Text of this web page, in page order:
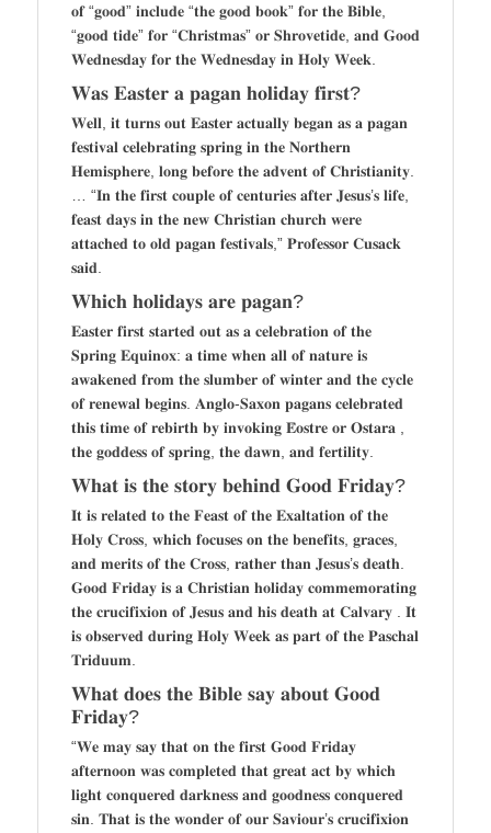
𝐨𝐟 “𝐠𝐨𝐨𝐝” 𝐢𝐧𝐜𝐥𝐮𝐝𝐞 “𝐭𝐡𝐞 𝐠𝐨𝐨𝐝 𝐛𝐨𝐨𝐤” 𝐟𝐨𝐫 𝐭𝐡𝐞 𝐁𝐢𝐛𝐥𝐞,
“𝐠𝐨𝐨𝐝 𝐭𝐢𝐝𝐞” 𝐟𝐨𝐫 “𝐂𝐡𝐫𝐢𝐬𝐭𝐦𝐚𝐬” 𝐨𝐫 𝐒𝐡𝐫𝐨𝐯𝐞𝐭𝐢𝐝𝐞, 𝐚𝐧𝐝 𝐆𝐨𝐨𝐝
𝐖𝐞𝐝𝐧𝐞𝐬𝐝𝐚𝐲 𝐟𝐨𝐫 𝐭𝐡𝐞 𝐖𝐞𝐝𝐧𝐞𝐬𝐝𝐚𝐲 𝐢𝐧 𝐇𝐨𝐥𝐲 𝐖𝐞𝐞𝐤.
𝐖𝐚𝐬 𝐄𝐚𝐬𝐭𝐞𝐫 𝐚 𝐩𝐚𝐠𝐚𝐧 𝐡𝐨𝐥𝐢𝐝𝐚𝐲 𝐟𝐢𝐫𝐬𝐭?
𝐖𝐞𝐥𝐥, 𝐢𝐭 𝐭𝐮𝐫𝐧𝐬 𝐨𝐮𝐭 𝐄𝐚𝐬𝐭𝐞𝐫 𝐚𝐜𝐭𝐮𝐚𝐥𝐥𝐲 𝐛𝐞𝐠𝐚𝐧 𝐚𝐬 𝐚 𝐩𝐚𝐠𝐚𝐧
𝐟𝐞𝐬𝐭𝐢𝐯𝐚𝐥 𝐜𝐞𝐥𝐞𝐛𝐫𝐚𝐭𝐢𝐧𝐠 𝐬𝐩𝐫𝐢𝐧𝐠 𝐢𝐧 𝐭𝐡𝐞 𝐍𝐨𝐫𝐭𝐡𝐞𝐫𝐧
𝐇𝐞𝐦𝐢𝐬𝐩𝐡𝐞𝐫𝐞, 𝐥𝐨𝐧𝐠 𝐛𝐞𝐟𝐨𝐫𝐞 𝐭𝐡𝐞 𝐚𝐝𝐯𝐞𝐧𝐭 𝐨𝐟 𝐂𝐡𝐫𝐢𝐬𝐭𝐢𝐚𝐧𝐢𝐭𝐲.
… “𝐈𝐧 𝐭𝐡𝐞 𝐟𝐢𝐫𝐬𝐭 𝐜𝐨𝐮𝐩𝐥𝐞 𝐨𝐟 𝐜𝐞𝐧𝐭𝐮𝐫𝐢𝐞𝐬 𝐚𝐟𝐭𝐞𝐫 𝐉𝐞𝐬𝐮𝐬’𝐬 𝐥𝐢𝐟𝐞,
𝐟𝐞𝐚𝐬𝐭 𝐝𝐚𝐲𝐬 𝐢𝐧 𝐭𝐡𝐞 𝐧𝐞𝐰 𝐂𝐡𝐫𝐢𝐬𝐭𝐢𝐚𝐧 𝐜𝐡𝐮𝐫𝐜𝐡 𝐰𝐞𝐫𝐞
𝐚𝐭𝐭𝐚𝐜𝐡𝐞𝐝 𝐭𝐨 𝐨𝐥𝐝 𝐩𝐚𝐠𝐚𝐧 𝐟𝐞𝐬𝐭𝐢𝐯𝐚𝐥𝐬,” 𝐏𝐫𝐨𝐟𝐞𝐬𝐬𝐨𝐫 𝐂𝐮𝐬𝐚𝐜𝐤
𝐬𝐚𝐢𝐝.
𝐖𝐡𝐢𝐜𝐡 𝐡𝐨𝐥𝐢𝐝𝐚𝐲𝐬 𝐚𝐫𝐞 𝐩𝐚𝐠𝐚𝐧?
𝐄𝐚𝐬𝐭𝐞𝐫 𝐟𝐢𝐫𝐬𝐭 𝐬𝐭𝐚𝐫𝐭𝐞𝐝 𝐨𝐮𝐭 𝐚𝐬 𝐚 𝐜𝐞𝐥𝐞𝐛𝐫𝐚𝐭𝐢𝐨𝐧 𝐨𝐟 𝐭𝐡𝐞
𝐒𝐩𝐫𝐢𝐧𝐠 𝐄𝐪𝐮𝐢𝐧𝐨𝐱: 𝐚 𝐭𝐢𝐦𝐞 𝐰𝐡𝐞𝐧 𝐚𝐥𝐥 𝐨𝐟 𝐧𝐚𝐭𝐮𝐫𝐞 𝐢𝐬
𝐚𝐰𝐚𝐤𝐞𝐧𝐞𝐝 𝐟𝐫𝐨𝐦 𝐭𝐡𝐞 𝐬𝐥𝐮𝐦𝐛𝐞𝐫 𝐨𝐟 𝐰𝐢𝐧𝐭𝐞𝐫 𝐚𝐧𝐝 𝐭𝐡𝐞 𝐜𝐲𝐜𝐥𝐞
𝐨𝐟 𝐫𝐞𝐧𝐞𝐰𝐚𝐥 𝐛𝐞𝐠𝐢𝐧𝐬. 𝐀𝐧𝐠𝐥𝐨-𝐒𝐚𝐱𝐨𝐧 𝐩𝐚𝐠𝐚𝐧𝐬 𝐜𝐞𝐥𝐞𝐛𝐫𝐚𝐭𝐞𝐝
𝐭𝐡𝐢𝐬 𝐭𝐢𝐦𝐞 𝐨𝐟 𝐫𝐞𝐛𝐢𝐫𝐭𝐡 𝐛𝐲 𝐢𝐧𝐯𝐨𝐤𝐢𝐧𝐠 𝐄̄𝐨𝐬𝐭𝐫𝐞 𝐨𝐫 𝐎𝐬𝐭𝐚𝐫𝐚 ,
𝐭𝐡𝐞 𝐠𝐨𝐝𝐝𝐞𝐬𝐬 𝐨𝐟 𝐬𝐩𝐫𝐢𝐧𝐠, 𝐭𝐡𝐞 𝐝𝐚𝐰𝐧, 𝐚𝐧𝐝 𝐟𝐞𝐫𝐭𝐢𝐥𝐢𝐭𝐲.
𝐖𝐡𝐚𝐭 𝐢𝐬 𝐭𝐡𝐞 𝐬𝐭𝐨𝐫𝐲 𝐛𝐞𝐡𝐢𝐧𝐝 𝐆𝐨𝐨𝐝 𝐅𝐫𝐢𝐝𝐚𝐲?
𝐈𝐭 𝐢𝐬 𝐫𝐞𝐥𝐚𝐭𝐞𝐝 𝐭𝐨 𝐭𝐡𝐞 𝐅𝐞𝐚𝐬𝐭 𝐨𝐟 𝐭𝐡𝐞 𝐄𝐱𝐚𝐥𝐭𝐚𝐭𝐢𝐨𝐧 𝐨𝐟 𝐭𝐡𝐞
𝐇𝐨𝐥𝐲 𝐂𝐫𝐨𝐬𝐬, 𝐰𝐡𝐢𝐜𝐡 𝐟𝐨𝐜𝐮𝐬𝐞𝐬 𝐨𝐧 𝐭𝐡𝐞 𝐛𝐞𝐧𝐞𝐟𝐢𝐭𝐬, 𝐠𝐫𝐚𝐜𝐞𝐬,
𝐚𝐧𝐝 𝐦𝐞𝐫𝐢𝐭𝐬 𝐨𝐟 𝐭𝐡𝐞 𝐂𝐫𝐨𝐬𝐬, 𝐫𝐚𝐭𝐡𝐞𝐫 𝐭𝐡𝐚𝐧 𝐉𝐞𝐬𝐮𝐬’𝐬 𝐝𝐞𝐚𝐭𝐡.
𝐆𝐨𝐨𝐝 𝐅𝐫𝐢𝐝𝐚𝐲 𝐢𝐬 𝐚 𝐂𝐡𝐫𝐢𝐬𝐭𝐢𝐚𝐧 𝐡𝐨𝐥𝐢𝐝𝐚𝐲 𝐜𝐨𝐦𝐦𝐞𝐦𝐨𝐫𝐚𝐭𝐢𝐧𝐠
𝐭𝐡𝐞 𝐜𝐫𝐮𝐜𝐢𝐟𝐢𝐱𝐢𝐨𝐧 𝐨𝐟 𝐉𝐞𝐬𝐮𝐬 𝐚𝐧𝐝 𝐡𝐢𝐬 𝐝𝐞𝐚𝐭𝐡 𝐚𝐭 𝐂𝐚𝐥𝐯𝐚𝐫𝐲 . 𝐈𝐭
𝐢𝐬 𝐨𝐛𝐬𝐞𝐫𝐯𝐞𝐝 𝐝𝐮𝐫𝐢𝐧𝐠 𝐇𝐨𝐥𝐲 𝐖𝐞𝐞𝐤 𝐚𝐬 𝐩𝐚𝐫𝐭 𝐨𝐟 𝐭𝐡𝐞 𝐏𝐚𝐬𝐜𝐡𝐚𝐥
𝐓𝐫𝐢𝐝𝐮𝐮𝐦.
𝐖𝐡𝐚𝐭 𝐝𝐨𝐞𝐬 𝐭𝐡𝐞 𝐁𝐢𝐛𝐥𝐞 𝐬𝐚𝐲 𝐚𝐛𝐨𝐮𝐭 𝐆𝐨𝐨𝐝
𝐅𝐫𝐢𝐝𝐚𝐲?
“𝐖𝐞 𝐦𝐚𝐲 𝐬𝐚𝐲 𝐭𝐡𝐚𝐭 𝐨𝐧 𝐭𝐡𝐞 𝐟𝐢𝐫𝐬𝐭 𝐆𝐨𝐨𝐝 𝐅𝐫𝐢𝐝𝐚𝐲
𝐚𝐟𝐭𝐞𝐫𝐧𝐨𝐨𝐧 𝐰𝐚𝐬 𝐜𝐨𝐦𝐩𝐥𝐞𝐭𝐞𝐝 𝐭𝐡𝐚𝐭 𝐠𝐫𝐞𝐚𝐭 𝐚𝐜𝐭 𝐛𝐲 𝐰𝐡𝐢𝐜𝐡
𝐥𝐢𝐠𝐡𝐭 𝐜𝐨𝐧𝐪𝐮𝐞𝐫𝐞𝐝 𝐝𝐚𝐫𝐤𝐧𝐞𝐬𝐬 𝐚𝐧𝐝 𝐠𝐨𝐨𝐝𝐧𝐞𝐬𝐬 𝐜𝐨𝐧𝐪𝐮𝐞𝐫𝐞𝐝
𝐬𝐢𝐧. 𝐓𝐡𝐚𝐭 𝐢𝐬 𝐭𝐡𝐞 𝐰𝐨𝐧𝐝𝐞𝐫 𝐨𝐟 𝐨𝐮𝐫 𝐒𝐚𝐯𝐢𝐨𝐮𝐫’𝐬 𝐜𝐫𝐮𝐜𝐢𝐟𝐢𝐱𝐢𝐨𝐧